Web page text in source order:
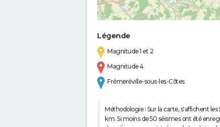
Légende
Magnitude 1 et 2
Magnitude 4
Frémeréville-sous-les-Côtes
Méthodologie : Sur la carte, s'affichent
km. Si moins de 50 séismes ont été